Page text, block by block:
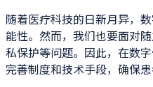
随着医疗科技的日新月异，
能性。然而，我们也要面对
私保护等问题。因此，在数
完善制度和技术手段，确保